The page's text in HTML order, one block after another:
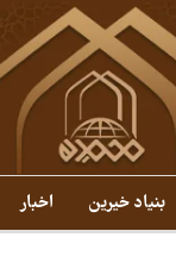
بنیاد خیرین اخبار